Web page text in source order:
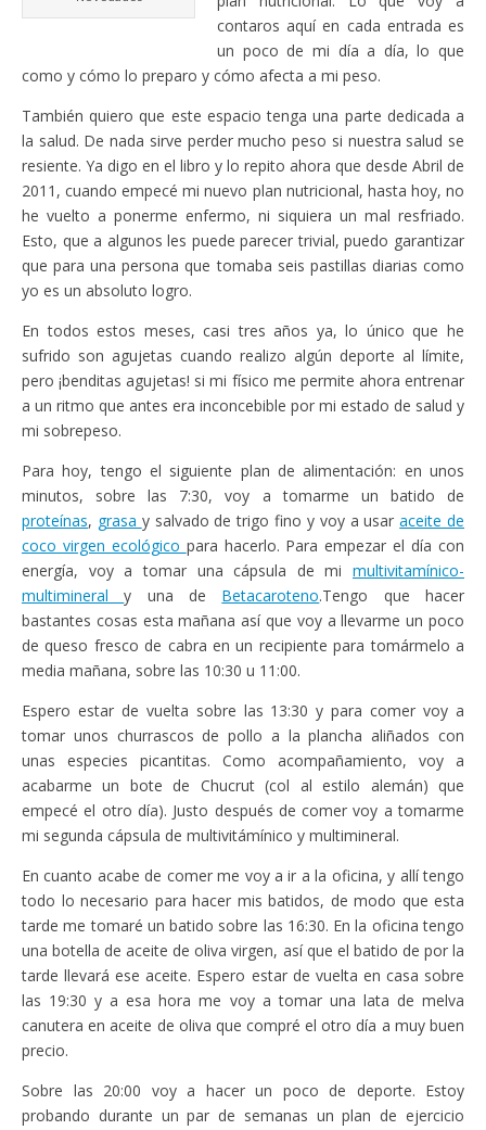
contaros aquí en cada entrada es
un poco de mi día a día, lo que
como y cómo lo preparo y cómo afecta a mi peso.
También quiero que este espacio tenga una parte dedicada a
la salud. De nada sirve perder mucho peso si nuestra salud se
resiente. Ya digo en el libro y lo repito ahora que desde Abril de
2011, cuando empecé mi nuevo plan nutricional, hasta hoy, no
he vuelto a ponerme enfermo, ni siquiera un mal resfriado.
Esto, que a algunos les puede parecer trivial, puedo garantizar
que para una persona que tomaba seis pastillas diarias como
yo es un absoluto logro.
En todos estos meses, casi tres años ya, lo único que he
sufrido son agujetas cuando realizo algún deporte al límite,
pero ¡benditas agujetas! si mi físico me permite ahora entrenar
a un ritmo que antes era inconcebible por mi estado de salud y
mi sobrepeso.
Para hoy, tengo el siguiente plan de alimentación: en unos
minutos, sobre las 7:30, voy a tomarme un batido de
proteínas, grasa y salvado de trigo fino y voy a usaraceite de
coco virgen ecológico para hacerlo. Para empezar el día con
energía, voy a tomar una cápsula de mi multivitamínico-
multimineraly una de Betacaroteno.Tengo que hacer
bastantes cosas esta mañana así que voy a llevarme un poco
de queso fresco de cabra en un recipiente para tomármelo a
media mañana, sobre las 10:30 u 11:00.
Espero estar de vuelta sobre las 13:30 y para comer voy a
tomar unos churrascos de pollo a la plancha aliñados con
unas especies picantitas. Como acompañamiento, voy a
acabarme un bote de Chucrut (col al estilo alemán) que
empecé el otro día). Justo después de comer voy a tomarme
mi segunda cápsula de multivitámínico y multimineral.
En cuanto acabe de comer me voy a ir a la oficina, y allí tengo
todo lo necesario para hacer mis batidos, de modo que esta
tarde me tomaré un batido sobre las 16:30. En la oficina tengo
una botella de aceite de oliva virgen, así que el batido de por la
tarde llevará ese aceite. Espero estar de vuelta en casa sobre
las 19:30 y a esa hora me voy a tomar una lata de melva
canutera en aceite de oliva que compré el otro día a muy buen
precio.
Sobre las 20:00 voy a hacer un poco de deporte. Estoy
probando durante un par de semanas un plan de ejercicio